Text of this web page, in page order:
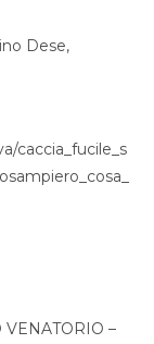
Dese,
caccia_fucile_s
VENATORIO –